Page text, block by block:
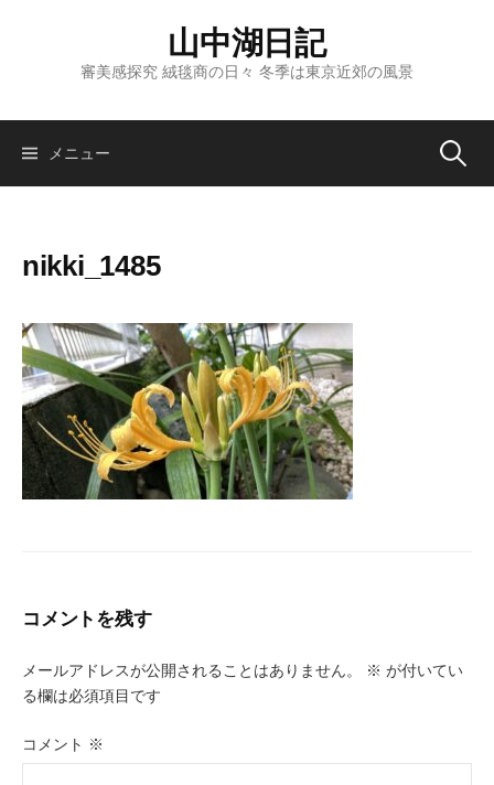
ツ
山中湖日記
審美感探究 絨毯商の日々 冬季は東京近郊の風景
メニュー 検
nikki_1485
コメントを残す
メールアドレスが公開されることはありません。 ※ が付いてい
る欄は必須項目です
コメント ※